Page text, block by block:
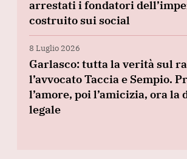
arrestati i fondatori
costruito sui social
8 Luglio 2026
Garlasco: tutta la verità sul
l’avvocato Taccia e Sempio.
l’amore, poi l’amicizia, ora la
legale